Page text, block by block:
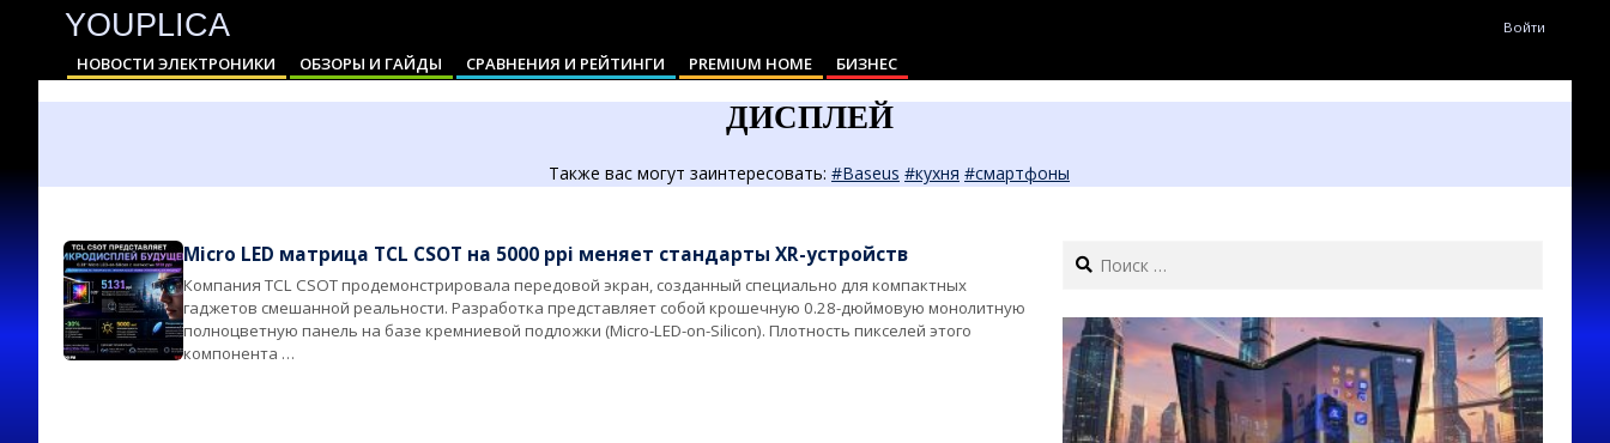
content
YOUPLICA Войти
Primary
Navigation
НОВОСТИ ЭЛЕКТРОНИКИ ОБЗОРЫ И ГАЙДЫ СРАВНЕНИЯ И РЕЙТИНГИ PREMIUM HOME БИЗНЕС
ДИСПЛЕЙ
Также вас могут заинтересовать: #Baseus #кухня #смартфоны
Micro LED матрица TCL CSOT на 5000 ppi меняет стандарты XR-устройств
2026-
05-
13
Компания TCL CSOT продемонстрировала передовой экран, созданный специально для компактных
гаджетов смешанной реальности. Разработка представляет собой крошечную 0.28-дюймовую монолитную
полноцветную панель на базе кремниевой подложки (Micro-LED-on-Silicon). Плотность пикселей этого
компонента …
Search